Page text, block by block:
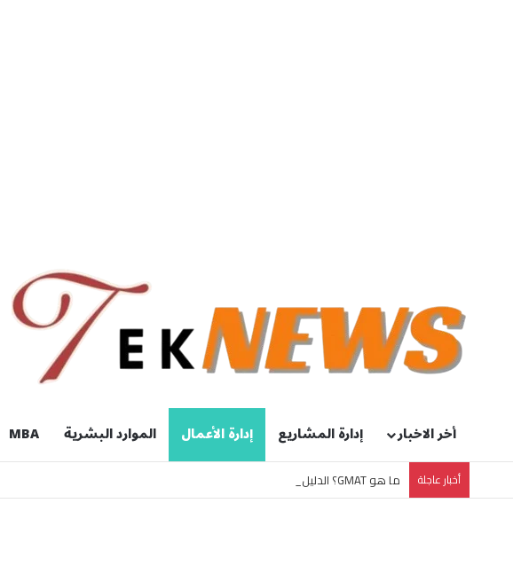
أخر الاخبار إدارة المشاريع إدارة الأعمال الموارد البشرية MBA
أخبار عاجلة ما هو GMAT؟ الدليل الشامل لاختبار قبول ماجستير إدارة الأعمال